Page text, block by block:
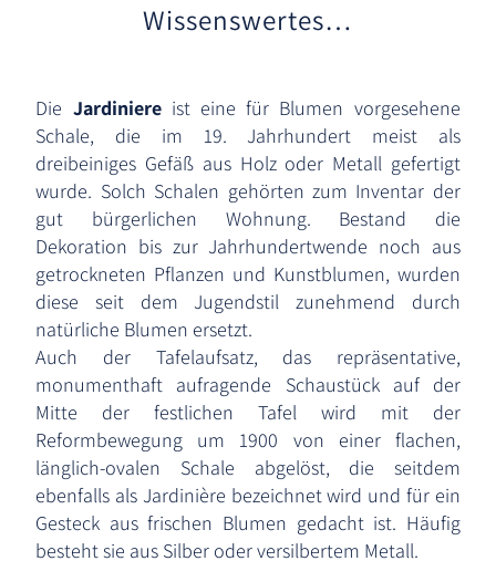
Wissenswertes…
Die Jardiniereist eine für Blumen vorgesehene
Schale, die im 19. Jahrhundert meist als
dreibeiniges Gefäß aus Holz oder Metall gefertigt
wurde. Solch Schalen gehörten zum Inventar der
gut bürgerlichen Wohnung. Bestand die
Dekoration bis zur Jahrhundertwende noch aus
getrockneten Pflanzen und Kunstblumen, wurden
diese seit dem Jugendstil zunehmend durch
natürliche Blumen ersetzt.
Auch der Tafelaufsatz, das repräsentative,
monumenthaft aufragende Schaustück auf der
Mitte der festlichen Tafel wird mit der
Reformbewegung um 1900 von einer flachen,
länglich-ovalen Schale abgelöst, die seitdem
ebenfalls als Jardinière bezeichnet wird und für ein
Gesteck aus frischen Blumen gedacht ist. Häufig
besteht sie aus Silber oder versilbertem Metall.